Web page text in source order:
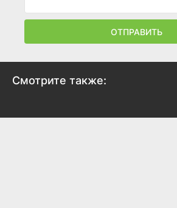
ОТПРАВИТЬ
Смотрите также: